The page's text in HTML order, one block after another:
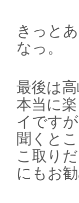
きっと
なっ。
最後は
本当に
イです
聞くと
こ取り
にもお